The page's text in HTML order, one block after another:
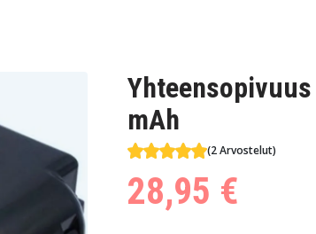
mAh
(2 Arvostelut)
28,95 €